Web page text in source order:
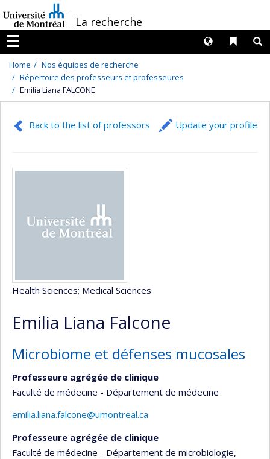
au
contenu
/La recherche
Menu
Liens
Langues
Home
Nos équipes de recherche
Répertoire des professeurs et professeures
Emilia Liana FALCONE
Back to the list of professors Update your profile
Health Sciences; Medical Sciences
Emilia Liana Falcone
Microbiome et défenses mucosales
Professeure agrégée de clinique
Faculté de médecine - Département de médecine
emilia.liana.falcone@umontreal.ca
Professeure agrégée de clinique
Faculté de médecine - Département de microbiologie,